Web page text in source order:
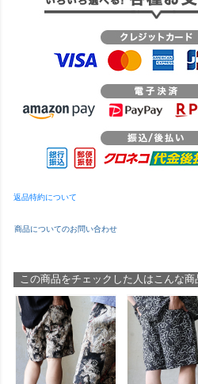
返品特約について
商品についてのお問い合わせ
この商品をチェックした人はこんな